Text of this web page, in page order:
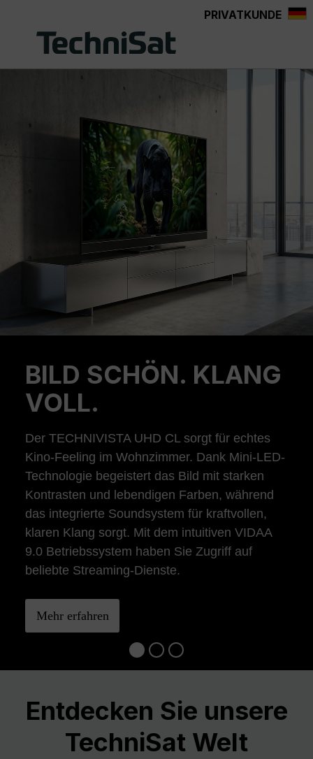
PRIVATKUNDE
BILD SCHÖN. KLANG
VOLL.
Der TECHNIVISTA UHD CL sorgt für echtes
Kino-Feeling im Wohnzimmer. Dank Mini-LED-
Technologie begeistert das Bild mit starken
Kontrasten und lebendigen Farben, während
das integrierte Soundsystem für kraftvollen,
klaren Klang sorgt. Mit dem intuitiven VIDAA
9.0 Betriebssystem haben Sie Zugriff auf
beliebte Streaming-Dienste.
Mehr erfahren
Previous
Entdecken Sie unsere
TechniSat Welt